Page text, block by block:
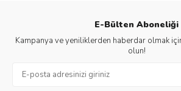
E-Bülten Aboneliği
Kampanya ve yeniliklerden haberdar olmak
olun!